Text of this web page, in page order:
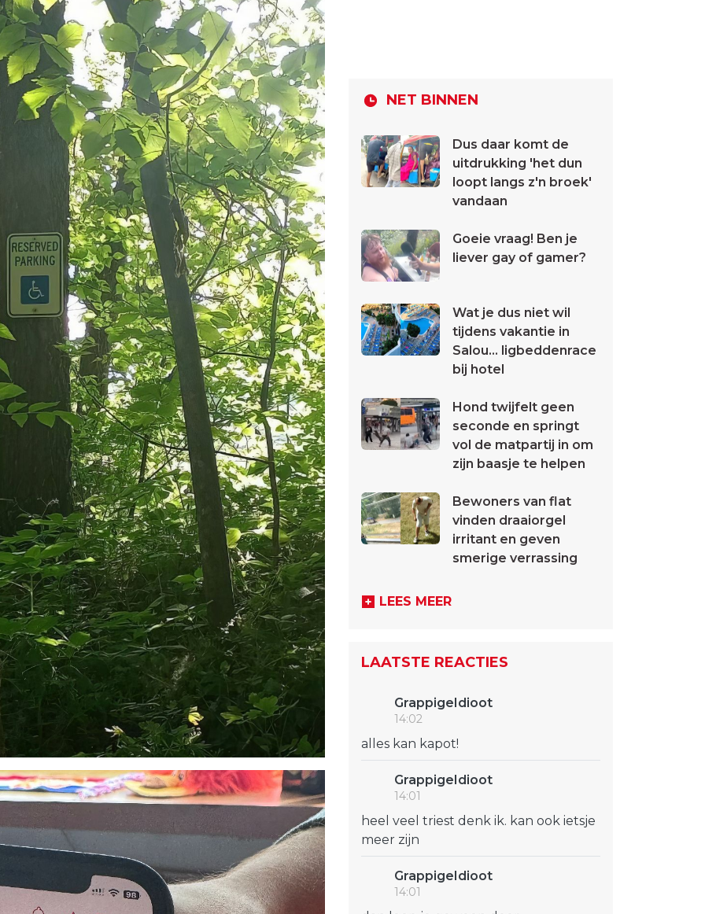
NET BINNEN
Dus daar komt de
uitdrukking 'het dun
loopt langs z'n broek'
vandaan
Goeie vraag! Ben je
liever gay of gamer?
Wat je dus niet wil
tijdens vakantie in
Salou... ligbeddenrace
bij hotel
Hond twijfelt geen
seconde en springt
vol de matpartij in om
zijn baasje te helpen
Bewoners van flat
vinden draaiorgel
irritant en geven
smerige verrassing
LEES MEER
LAATSTE REACTIES
GrappigeIdioot
14:02
alles kan kapot!
GrappigeIdioot
14:01
heel veel triest denk ik. kan ook ietsje
meer zijn
GrappigeIdioot
14:01